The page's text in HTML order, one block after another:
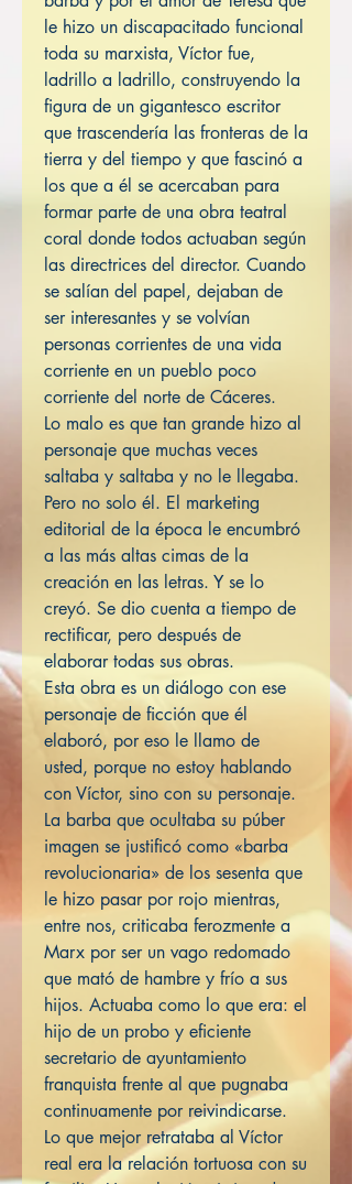
le hizo un discapacitado funcional
toda su marxista, Víctor fue,
ladrillo a ladrillo, construyendo la
figura de un gigantesco escritor
que trascendería las fronteras de la
tierra y del tiempo y que fascinó a
los que a él se acercaban para
formar parte de una obra teatral
coral donde todos actuaban según
las directrices del director. Cuando
se salían del papel, dejaban de
ser interesantes y se volvían
personas corrientes de una vida
corriente en un pueblo poco
corriente del norte de Cáceres.
Lo malo es que tan grande hizo al
personaje que muchas veces
saltaba y saltaba y no le llegaba.
Pero no solo él. El marketing
editorial de la época le encumbró
a las más altas cimas de la
creación en las letras. Y se lo
creyó. Se dio cuenta a tiempo de
rectificar, pero después de
elaborar todas sus obras.
Esta obra es un diálogo con ese
personaje de ficción que él
elaboró, por eso le llamo de
usted, porque no estoy hablando
con Víctor, sino con su personaje.
La barba que ocultaba su púber
imagen se justificó como «barba
revolucionaria» de los sesenta que
le hizo pasar por rojo mientras,
entre nos, criticaba ferozmente a
Marx por ser un vago redomado
que mató de hambre y frío a sus
hijos. Actuaba como lo que era: el
hijo de un probo y eficiente
secretario de ayuntamiento
franquista frente al que pugnaba
continuamente por reivindicarse.
Lo que mejor retrataba al Víctor
real era la relación tortuosa con su